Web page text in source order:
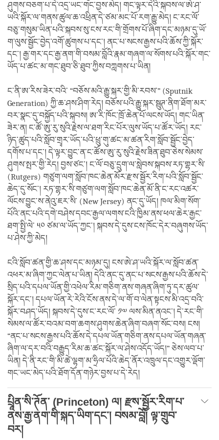
ཤུགས་བཅག་པ་དེ་འདྲ་ཡང་གང་བྱས་མེད། གང་ལྟར་དེའི་སྐབས་ལ་ཨེ་ཤ་
ཡའི་སྐོར་ལ་གནས་ཚུལ་ཆ་འཕྲིན་དེ་ཙམ་མང་པོ་རག་རྒྱུ་མེད། ང་རང་ལོ་
བཅུ་གསུམ་ཡིན་པའི་སྐབས་སུ་ངས་རང་གི་གྲོགས་པོ་ཞིག་དང་མཉམ་དུ་ཡོ་
ག་ལུས་སྦྱོང་བྱེད་འགོ་ཚུགས་པ་དང་། ནང་པ་སངས་རྒྱས་པའི་ཆོས་ཀྱི་སྐོར་
དང་། རྒྱ་གར་དང་རྒྱ་ནག་གི་བསམ་བློའི་རྣམ་གཞག་ལ་སོགས་པའི་སྐོར་གང་
ཡོད་པ་ཚང་མ་གང་ཐུབ་ཅི་ཐུབ་ཀྱིས་བཀླགས་པ་ཡིན།
ང་ནི་ཨ་རིས་ཟེར་བའི་ “བཅོས་མའི་རྒྱུ་སྐར་གྱི་མི་རབས་” (Sputnik
Generation) ཀྱི་ཆ་ཤས་ཤིག་རེད། བཅོས་པའི་རྒྱུ་སྐར་སྦུཊ་ནིག་ཐོག་མར་
བར་སྣང་དུ་བསྐྱོད་པའི་སྐབས། ཨ་རི་ཁོང་ཁྲོ་ཆེན་པོ་ལངས་ཡོད། གང་ཡིན་
ཟེར་ན། ང་ཚོ་ཨུ་རུ་སུའི་རྗེས་ལ་ཐག་རིང་པོར་ལུས་ཡོད་པ་ཚོར་ཡོད། རང་
ཉིད་ཚུད་པའི་སློབ་གྲྭར་ཡོད་པའི་ཕྲུ་གུ་ཚང་མ་ཚན་རིག་སློབ་སྦྱོང་བྱེད་
དགོས་པ་དང་། དེ་ལྟར་བྱུང་ན་ང་ཚོས་ཨུ་རུ་སུའི་རྗེས་ཟིན་ཐུབ་ཅེས་སེམས་
ཤུགས་སྤར་གྱི་རེད། བྱས་ཙང་། ང་ལོ་བཅུ་དྲུག་ལ་སླེབས་སྐབས་རཏ་གྷར་སི་
(Rutgers) གཙུག་ལག་སློབ་ཁང་ཆེན་མོར་རྫས་སྦྱོར་རིག་པའི་སློབ་སྦྱོང་
ཆེད་དུ་སོང་། རཏ་གྷར་སི་གཙུག་ལག་སློབ་ཁང་ཆེན་མོ་ནི་ང་རང་འཚར་
ལོངས་བྱུང་ས་ནེའུ་ཇར་སི་ (New Jersey) ནང་དུ་ཡོད། ཁལ་མིག་སོག་
པོའི་ནང་པའི་དགེ་བཤེས་དབང་རྒྱལ་ལགས་ངའི་ཁྱིམ་ནས་ཕལ་ཆེར་རྒྱང་
ཐག་སྤྱི་ལེ་ ༥༠ ཙམ་ལ་ཡོད་ཀྱང་། སྐབས་དེ་དུས་ངས་ཁོང་དེར་བཞུགས་ཡོད་
པ་ཤེས་ཀྱི་མེད།
ངའི་སློབ་ཚན་གྱི་ཆ་ཤས་དང་མཉམ་དུ། ངས་ཨེ་ཤ་ཡའི་སྐོར་ལ་སློབ་ཚན་
འཕར་མ་ཞིག་ཀྱང་ལེན་པ་ཡིན། དེའི་ནང་དུ་ནང་པ་སངས་རྒྱས་པའི་ཆོས་དེ་
སྲིད་པའི་དཔལ་ཡོན་གྱི་འཕེལ་རིམ་གཅིག་ནས་གཞན་ཞིག་ཏུ་དར་ཚུལ་
སྐོར་དང་། དཔལ་ཡོན་རེ་རེའི་ངོས་ནས་དེ་ལ་གོ་བ་ལེན་སྟངས་མི་འདྲ་བའི་
སྐོར་བཤད་ཡོད། སྐབས་དེ་དུས་ང་རང་ལོ་ ༡༧ ལས་མིན་ནའང་། དེ་རང་གི་
སེམས་ལ་ཚོར་བའམ་བག་ཆགས་ཤུགས་ཆེན་ཞིག་བཞག་སོང་བས། ངས།
“ནང་པ་སངས་རྒྱས་པའི་ཆོས་དེ་དཔལ་ཡོན་གཅིག་ནས་དཔལ་ཡོན་གཞན་
ཞིག་ལ་དར་བའི་བརྒྱུད་རིམ་ཆ་ཚང་སྐོར་ལ་ཤེས་འདོད་ཡོད།” ཅེས་ལབ་པ་
ཡིན། དེ་ནི་རང་གི་མི་ཚེ་ལྷག་མ་ཧྲིལ་པོའི་ཆེད་ནོར་འཁྲུལ་དང་འགྱུར་ལྡོག་
གང་ཡང་མེད་པའི་ཐོག་དོན་གཉེར་བྱས་པ་དེ་རེད།
པྲཱིན་སི་ཊོན་ (Princeton) ལ། རྫས་སྦྱོར་རིག་པ་
ནས་རྒྱ་ནག་གི་སྐད་ཡིག་དང་། བསམ་བློ། ལྟ་གྲུབ་
བར།